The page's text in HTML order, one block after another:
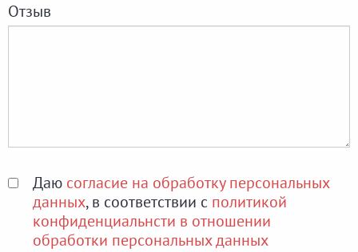
Отзыв
Даю согласие на обработку персональных
данных, в соответствии с политикой
конфиденциальнсти в отношении
обработки персональных данных